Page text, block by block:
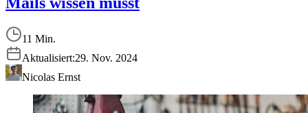
11 Min.
Aktualisiert:29. Nov. 2024
Nicolas Ernst